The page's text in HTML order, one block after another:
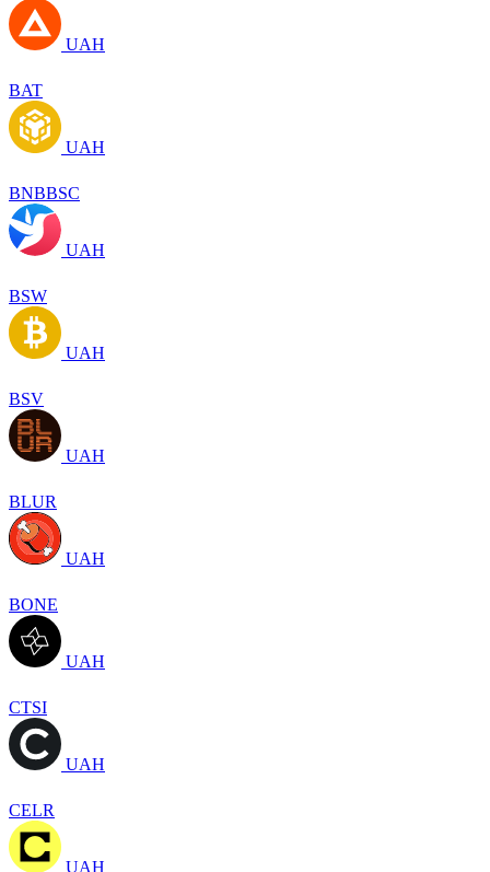
UAH
BAT
UAH
BNBBSC
UAH
BSW
UAH
BSV
UAH
BLUR
UAH
BONE
UAH
CTSI
UAH
CELR
UAH